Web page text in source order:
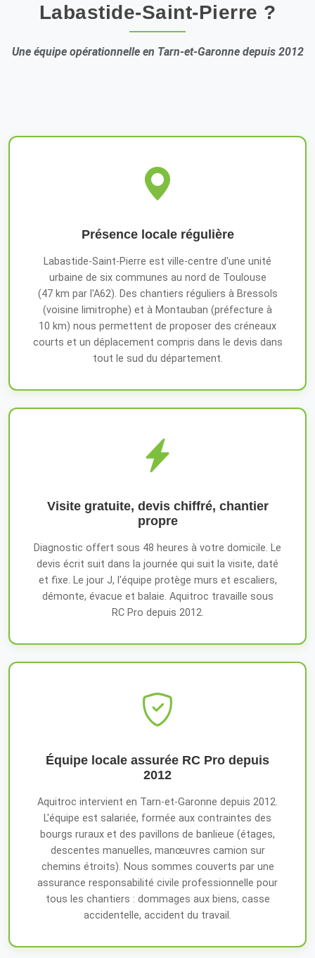
Labastide-Saint-Pierre ?
Une équipe opérationnelle en Tarn-et-Garonne depuis 2012
Présence locale régulière
Labastide-Saint-Pierre est ville-centre d'une unité
urbaine de six communes au nord de Toulouse
(47 km par l'A62). Des chantiers réguliers à Bressols
(voisine limitrophe) et à Montauban (préfecture à
10 km) nous permettent de proposer des créneaux
courts et un déplacement compris dans le devis dans
tout le sud du département.
Visite gratuite, devis chiffré, chantier
propre
Diagnostic offert sous 48 heures à votre domicile. Le
devis écrit suit dans la journée qui suit la visite, daté
et fixe. Le jour J, l'équipe protège murs et escaliers,
démonte, évacue et balaie. Aquitroc travaille sous
RC Pro depuis 2012.
Équipe locale assurée RC Pro depuis
2012
Aquitroc intervient en Tarn-et-Garonne depuis 2012.
L'équipe est salariée, formée aux contraintes des
bourgs ruraux et des pavillons de banlieue (étages,
descentes manuelles, manœuvres camion sur
chemins étroits). Nous sommes couverts par une
assurance responsabilité civile professionnelle pour
tous les chantiers : dommages aux biens, casse
accidentelle, accident du travail.